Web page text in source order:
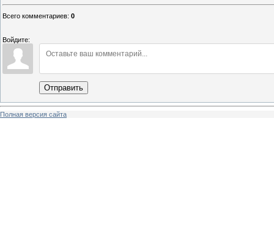
Всего комментариев: 0
Войдите:
Отправить
Полная версия сайта